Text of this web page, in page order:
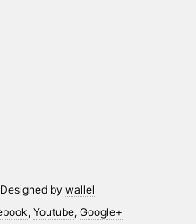
by wallel
, Youtube, Google+